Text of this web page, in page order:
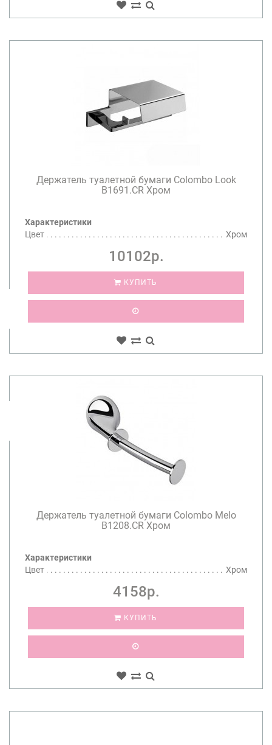
Держатель туалетной бумаги Colombo Look
B1691.CR Хром
Характеристики
Цвет
Хром
10102р.
КУПИТЬ
Держатель туалетной бумаги Colombo Melo
B1208.CR Хром
Характеристики
Цвет
Хром
4158р.
КУПИТЬ